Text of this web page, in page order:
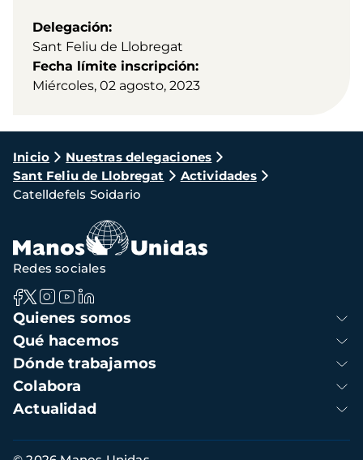
Delegación
Sant Feliu de Llobregat
Fecha límite inscripción
Miércoles, 02 agosto, 2023
Ruta
de
navegación
Inicio
Nuestras delegaciones
Sant Feliu de Llobregat
Actividades
Catelldefels Soidario
Navegación
principal
Quienes somos
Qué hacemos
Dónde trabajamos
Colabora
Actualidad
Redes sociales